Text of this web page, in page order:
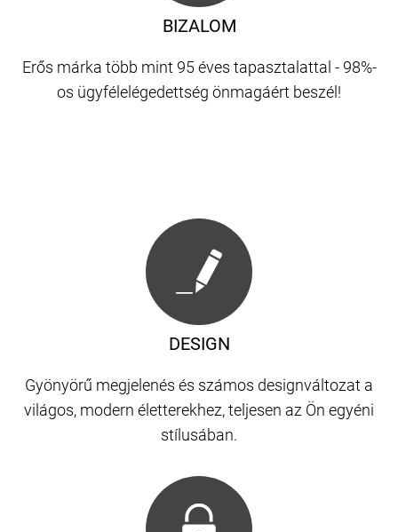
BIZALOM
Erős márka több mint 95 éves tapasztalattal - 98%-
os ügyfélelégedettség önmagáért beszél!
DESIGN
Gyönyörű megjelenés és számos designváltozat a
világos, modern életterekhez, teljesen az Ön egyéni
stílusában.